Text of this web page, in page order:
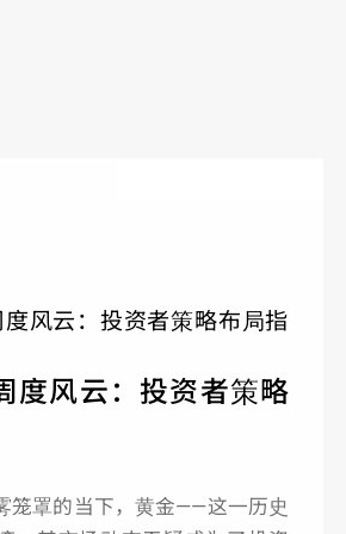
度风云：投资者策略
笼罩的当下，黄金——这一历史